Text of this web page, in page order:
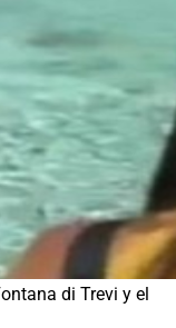
di Trevi y el